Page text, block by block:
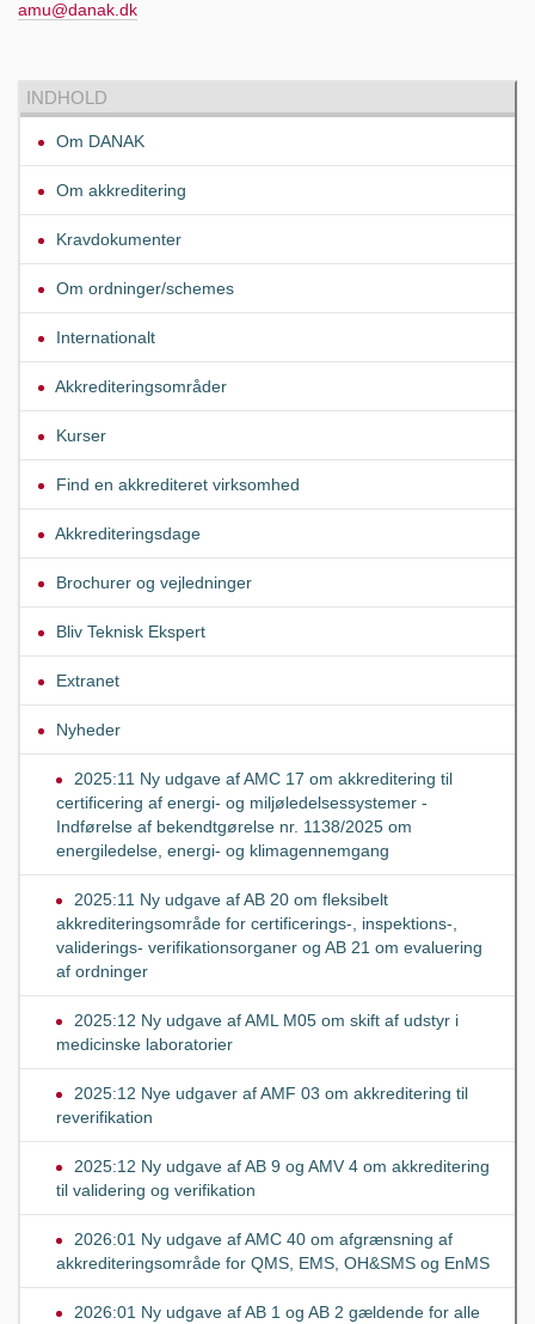
amu@danak.dk
INDHOLD
Om DANAK
Om akkreditering
Kravdokumenter
Om ordninger/schemes
Internationalt
Akkrediteringsområder
Kurser
Find en akkrediteret virksomhed
Akkrediteringsdage
Brochurer og vejledninger
Bliv Teknisk Ekspert
Extranet
Nyheder
2025:11 Ny udgave af AMC 17 om akkreditering til
certificering af energi- og miljøledelsessystemer -
Indførelse af bekendtgørelse nr. 1138/2025 om
energiledelse, energi- og klimagennemgang
2025:11 Ny udgave af AB 20 om fleksibelt
akkrediteringsområde for certificerings-, inspektions-,
validerings- verifikationsorganer og AB 21 om evaluering
af ordninger
2025:12 Ny udgave af AML M05 om skift af udstyr i
medicinske laboratorier
2025:12 Nye udgaver af AMF 03 om akkreditering til
reverifikation
2025:12 Ny udgave af AB 9 og AMV 4 om akkreditering
til validering og verifikation
2026:01 Ny udgave af AMC 40 om afgrænsning af
akkrediteringsområde for QMS, EMS, OH&SMS og EnMS
2026:01 Ny udgave af AB 1 og AB 2 gældende for alle